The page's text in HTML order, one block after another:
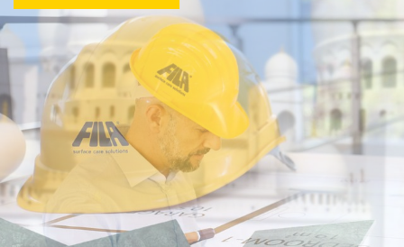
FILA
S.p.A.
ARMANI
DUBAI
Descubra quais